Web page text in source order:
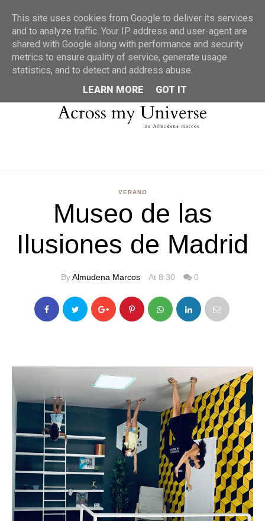
MENU
VERANO
Museo de las
Ilusiones de Madrid
ByAlmudena Marcos At 8:30 0
This site uses cookies from Google to deliver its services
and to analyze traffic. Your IP address and user-agent are
shared with Google along with performance and security
metrics to ensure quality of service, generate usage
statistics, and to detect and address abuse.
LEARN MORE
GOT IT